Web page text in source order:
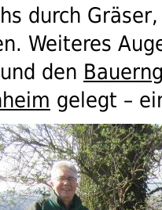
durch
Weiteres
und den
gelegt –